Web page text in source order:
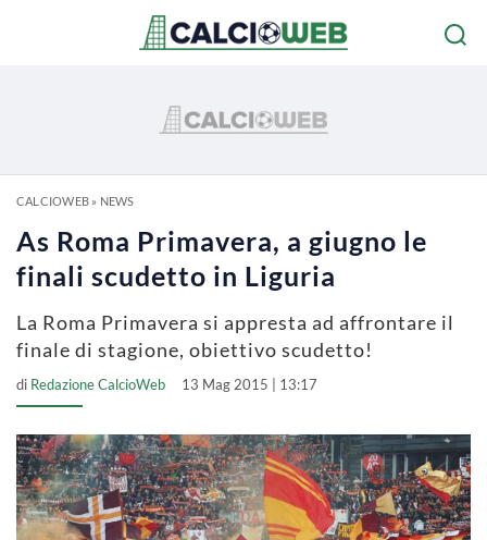
CALCIOWEB» NEWS
As Roma Primavera, a giugno le
finali scudetto in Liguria
La Roma Primavera si appresta ad affrontare il
finale di stagione, obiettivo scudetto!
di Redazione CalcioWeb 13 Mag 2015 | 13:17